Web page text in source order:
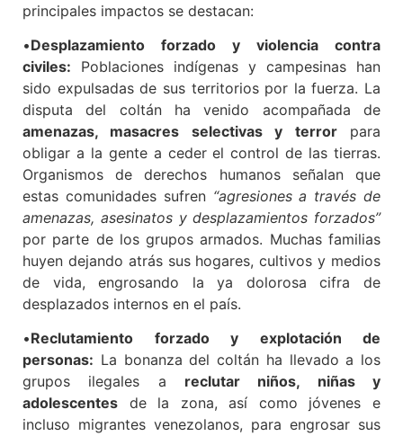
principales impactos se destacan:
•Desplazamiento forzado y violencia contra
civiles: Poblaciones indígenas y campesinas han
sido expulsadas de sus territorios por la fuerza. La
disputa del coltán ha venido acompañada de
amenazas, masacres selectivas y terrorpara
obligar a la gente a ceder el control de las tierras.
Organismos de derechos humanos señalan que
estas comunidades sufren “agresiones a través de
amenazas, asesinatos y desplazamientos forzados”
por parte de los grupos armados. Muchas familias
huyen dejando atrás sus hogares, cultivos y medios
de vida, engrosando la ya dolorosa cifra de
desplazados internos en el país.
•Reclutamiento forzado y explotación de
personas: La bonanza del coltán ha llevado a los
grupos ilegales a reclutar niños, niñas y
adolescentes de la zona, así como jóvenes e
incluso migrantes venezolanos, para engrosar sus